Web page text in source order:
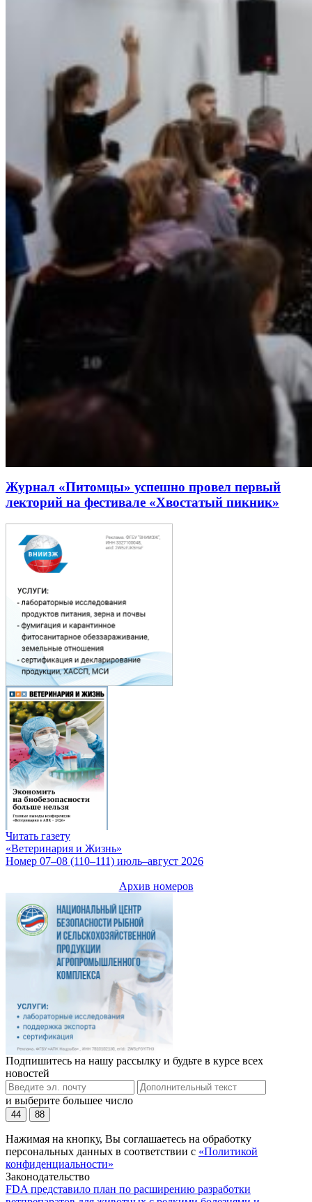
Журнал «Питомцы» успешно провел первый
лекторий на фестивале «Хвостатый пикник»
Читать газету
«Ветеринария и Жизнь»
Номер 07–08 (110–111) июль–август 2026
Архив номеров
Подпишитесь на нашу рассылку и будьте в курсе всех
новостей
и выберите большее число
44 88
Нажимая на кнопку, Вы соглашаетесь на обработку
персональных данных в соответствии с «Политикой
конфиденциальности»
Законодательство
FDA представило план по расширению разработки